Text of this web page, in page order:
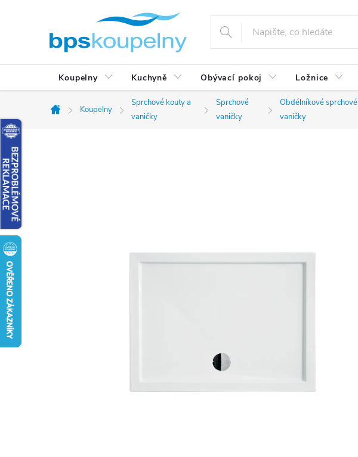
Koupelny Kuchyně Obývací pokoj Ložnice
Domů
Koupelny
Sprchové kouty a
vaničky
Sprchové
vaničky
Obdélníkové sprchové
vaničky